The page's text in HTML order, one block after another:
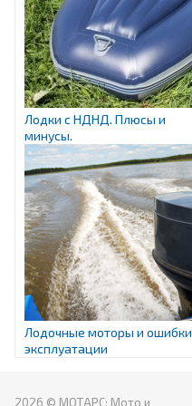
Лодки с НДНД. Плюсы и
минусы.
Лодочные моторы и ошибки
эксплуатации
2026 © МОТАРС: Мото и